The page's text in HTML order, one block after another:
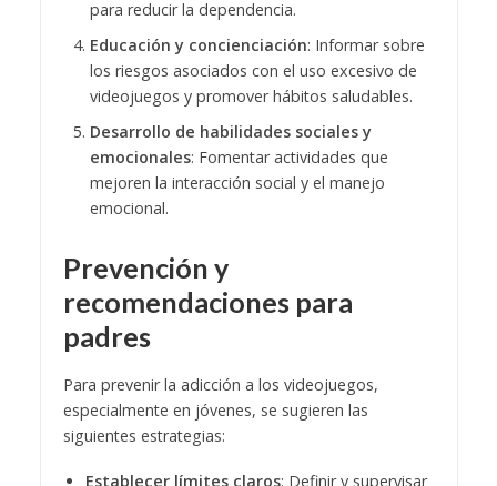
para reducir la dependencia.
Educación y concienciación: Informar sobre
los riesgos asociados con el uso excesivo de
videojuegos y promover hábitos saludables.
Desarrollo de habilidades sociales y
emocionales: Fomentar actividades que
mejoren la interacción social y el manejo
emocional.
Prevención y
recomendaciones para
padres
Para prevenir la adicción a los videojuegos,
especialmente en jóvenes, se sugieren las
siguientes estrategias:
Establecer límites claros: Definir y supervisar